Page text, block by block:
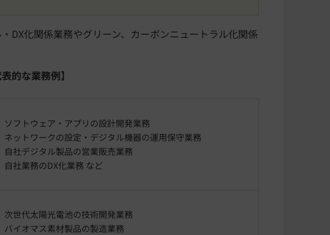
DX化関係業務やグリーン、カーボンニュートラル化関係
的な業務例】
ソフトウェア・アプリの設計開発業務
ネットワークの設定・デジタル機器の運用保守業務
自社デジタル製品の営業販売業務
自社業務のDX化業務 など
次世代太陽光電池の技術開発業務
バイオマス素材製品の製造業務